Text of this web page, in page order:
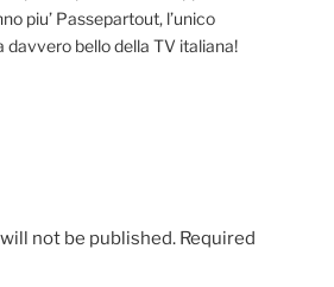
piu’ Passepartout, l’unico
davvero bello della TV italiana!
not be published. Required